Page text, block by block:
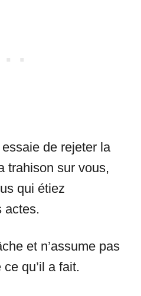
de rejeter la
trahison sur vous,
qui étiez
actes.
et n’assume pas
qu’il a fait.